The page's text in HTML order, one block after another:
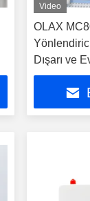
Video
OLAX
Dışarı ve